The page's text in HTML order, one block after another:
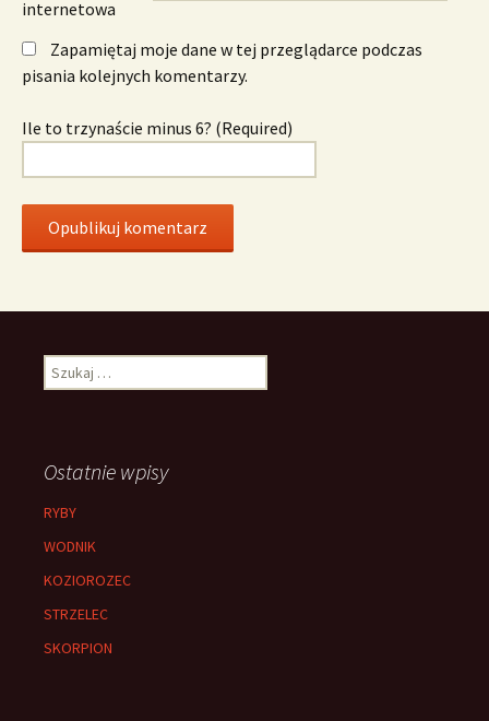
internetowa
Zapamiętaj moje dane w tej przeglądarce podczas
pisania kolejnych komentarzy.
Ile to trzynaście minus 6? (Required)
Szukaj:
Ostatnie wpisy
RYBY
WODNIK
KOZIOROZEC
STRZELEC
SKORPION